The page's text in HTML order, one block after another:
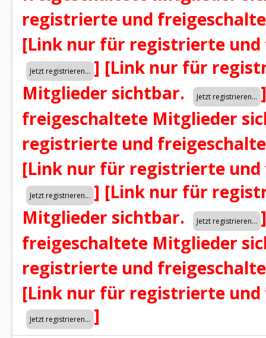
registrierte und
[Link nur für registrierte
] [Link nur für
Mitglieder sichtbar.
]
freigeschaltete Mitglieder
registrierte und
[Link nur für registrierte
] [Link nur für
Mitglieder sichtbar.
]
freigeschaltete Mitglieder
registrierte und
[Link nur für registrierte
]